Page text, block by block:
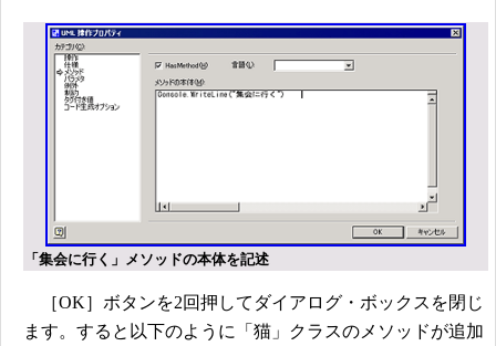
「集会に行く」メソッドの本体を記述
［OK］ボタンを2回押してダイアログ・ボックスを閉じ
ます。すると以下のように「猫」クラスのメソッドが追加